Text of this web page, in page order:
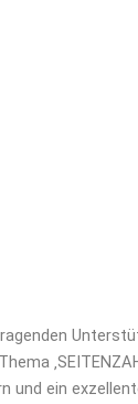
und ein